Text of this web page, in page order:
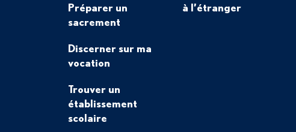
Préparer un
sacrement
Discerner sur ma
vocation
Trouver un
établissement
scolaire
à l’étranger